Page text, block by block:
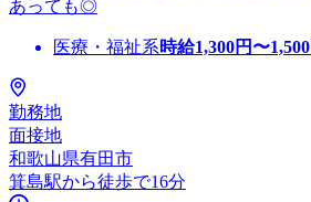
あっても◎
医療・福祉系時給1,300円〜1,500
勤務地
面接地
和歌山県有田市
箕島駅から徒歩で16分